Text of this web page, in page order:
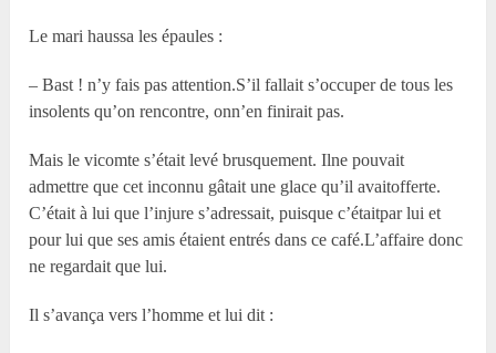
Le mari haussa les épaules :
– Bast ! n’y fais pas attention.S’il fallait s’occuper de tous les
insolents qu’on rencontre, onn’en finirait pas.
Mais le vicomte s’était levé brusquement. Ilne pouvait
admettre que cet inconnu gâtait une glace qu’il avaitofferte.
C’était à lui que l’injure s’adressait, puisque c’étaitpar lui et
pour lui que ses amis étaient entrés dans ce café.L’affaire donc
ne regardait que lui.
Il s’avança vers l’homme et lui dit :